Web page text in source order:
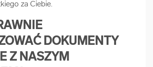
za Ciebie.
DOKUMENTY
Z NASZYM